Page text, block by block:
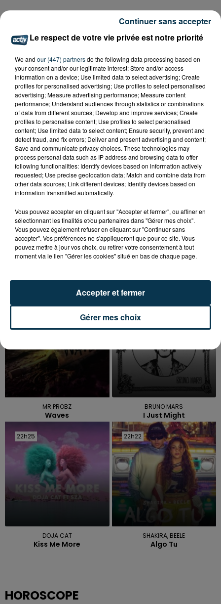
22h32
22h32
MR PROBZ
Waves
22h28
22h28
BRUNO MARS
I Just Might
22h25
22h25
DOJA CAT
Kiss Me More
22h22
22h22
SHAKIRA, BEELE
Algo Tu
HOROSCOPE
Le respect de votre vie privée est notre priorité
We and our (447) partnersdo the following data processing based on
your consent and/or our legitimate interest: Store and/or access
information on a device; Use limited data to select advertising; Create
profiles for personalised advertising; Use profiles to select personalised
advertising; Measure advertising performance; Measure content
performance; Understand audiences through statistics or combinations
of data from different sources; Develop and improve services; Create
profiles to personalise content; Use profiles to select personalised
content; Use limited data to select content; Ensure security, prevent and
detect fraud, and fix errors; Deliver and present advertising and content;
Save and communicate privacy choices. These technologies may
process personal data such as IP address and browsing data to offer
following functionalities: Identify devices based on information actively
requested; Use precise geolocation data; Match and combine data from
other data sources; Link different devices; Identify devices based on
information transmitted automatically.
Vous pouvez accepter en cliquant sur "Accepter et fermer", ou affiner en
sélectionnant les finalités et/ou partenaires dans "Gérer mes choix".
Vous pouvez également refuser en cliquant sur "Continuer sans
accepter". Vos préférences ne s'appliqueront que pour ce site. Vous
pouvez mettre à jour vos choix, ou retirer votre consentement à tout
moment via le lien "Gérer les cookies" situé en bas de chaque page.
Gérer mes choix
Accepter et fermer
Continuer sans accepter